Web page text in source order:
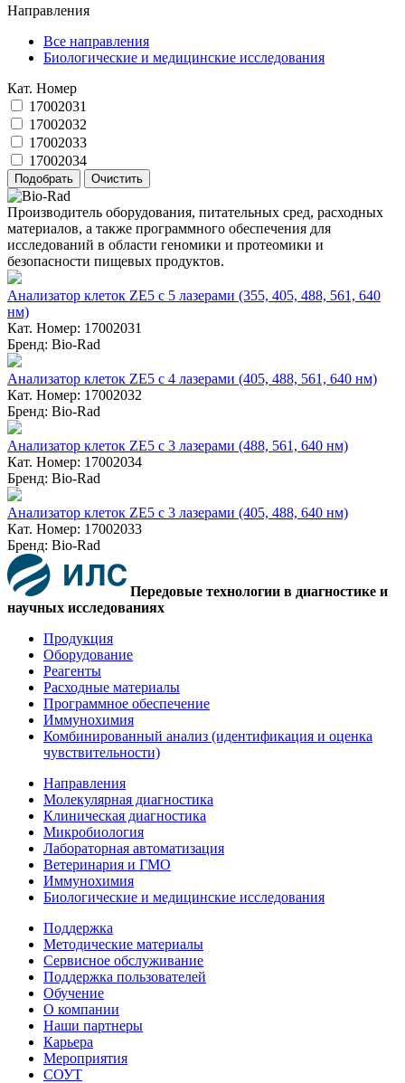
Направления
Все направления
Биологические и медицинские исследования
Кат. Номер
17002031
17002032
17002033
17002034
Производитель оборудования, питательных сред, расходных
материалов, а также программного обеспечения для
исследований в области геномики и протеомики и
безопасности пищевых продуктов.
Анализатор клеток ZE5 с 5 лазерами (355, 405, 488, 561, 640
нм)
Кат. Номер: 17002031
Бренд: Bio-Rad
Анализатор клеток ZE5 с 4 лазерами (405, 488, 561, 640 нм)
Кат. Номер: 17002032
Бренд: Bio-Rad
Анализатор клеток ZE5 с 3 лазерами (488, 561, 640 нм)
Кат. Номер: 17002034
Бренд: Bio-Rad
Анализатор клеток ZE5 с 3 лазерами (405, 488, 640 нм)
Кат. Номер: 17002033
Бренд: Bio-Rad
Передовые технологии в диагностике и
научных исследованиях
Продукция
Оборудование
Реагенты
Расходные материалы
Программное обеспечение
Иммунохимия
Комбинированный анализ (идентификация и оценка
чувствительности)
Направления
Молекулярная диагностика
Клиническая диагностика
Микробиология
Лабораторная автоматизация
Ветеринария и ГМО
Иммунохимия
Биологические и медицинские исследования
Поддержка
Методические материалы
Сервисное обслуживание
Поддержка пользователей
Обучение
О компании
Наши партнеры
Карьера
Мероприятия
СОУТ